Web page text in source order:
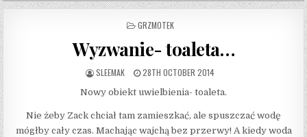
POSTED IN
GRZMOTEK
Wyzwanie- toaleta…
AUTHOR:
SLEEMAK PUBLISHED DATE:
28TH OCTOBER 2014
Nowy obiekt uwielbienia- toaleta.
Nie żeby Zack chciał tam zamieszkać, ale spuszczać wodę
mógłby cały czas. Machając wajchą bez przerwy! A kiedy woda